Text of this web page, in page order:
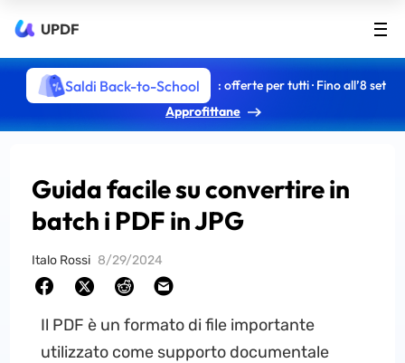
UPDF
Saldi Back-to-School
: offerte per tutti · Fino all’8 set
Approfittane
Guida facile su convertire in
batch i PDF in JPG
Italo Rossi 8/29/2024
Il PDF è un formato di file importante
utilizzato come supporto documentale